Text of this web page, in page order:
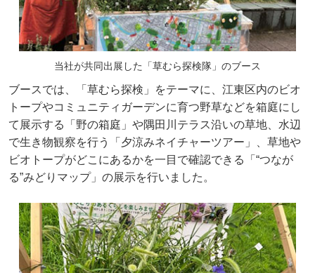
当社が共同出展した「草むら探検隊」のブース
ブースでは、「草むら探検」をテーマに、江東区内のビオ
トープやコミュニティガーデンに育つ野草などを箱庭にし
て展示する「野の箱庭」や隅田川テラス沿いの草地、水辺
で生き物観察を行う「夕涼みネイチャーツアー」、草地や
ビオトープがどこにあるかを一目で確認できる「“つなが
る”みどりマップ」の展示を行いました。